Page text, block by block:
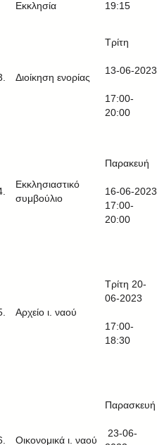
Εκκλησία
19:15
Διοίκηση ενορίας
Τρίτη
13-06-2023
17:00-
20:00
Εκκλησιαστικό
συμβούλιο
Παρακευή
16-06-2023
17:00-
20:00
Αρχείο ι. ναού
Τρίτη 20-
06-2023
17:00-
18:30
Οικονομικά ι. ναού
Παρασκευή
23-06-